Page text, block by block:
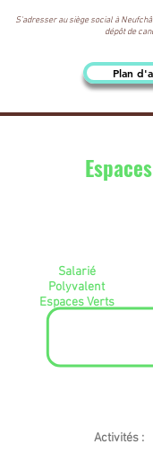
S'adresser au siège social à
dépôt de
Plan
Salarié
Polyvalent
Espaces Verts
Activités :